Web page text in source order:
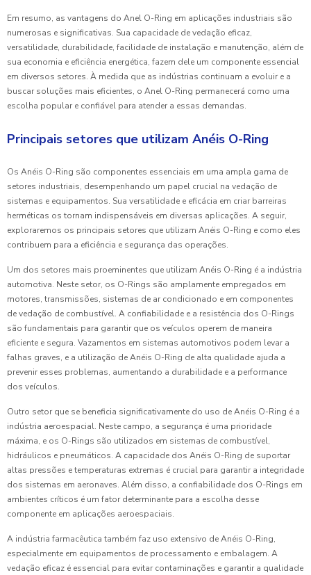
Em resumo, as vantagens do Anel O-Ring em aplicações industriais são
numerosas e significativas. Sua capacidade de vedação eficaz,
versatilidade, durabilidade, facilidade de instalação e manutenção, além de
sua economia e eficiência energética, fazem dele um componente essencial
em diversos setores. À medida que as indústrias continuam a evoluir e a
buscar soluções mais eficientes, o Anel O-Ring permanecerá como uma
escolha popular e confiável para atender a essas demandas.
Principais setores que utilizam Anéis O-Ring
Os Anéis O-Ring são componentes essenciais em uma ampla gama de
setores industriais, desempenhando um papel crucial na vedação de
sistemas e equipamentos. Sua versatilidade e eficácia em criar barreiras
herméticas os tornam indispensáveis em diversas aplicações. A seguir,
exploraremos os principais setores que utilizam Anéis O-Ring e como eles
contribuem para a eficiência e segurança das operações.
Um dos setores mais proeminentes que utilizam Anéis O-Ring é a indústria
automotiva. Neste setor, os O-Rings são amplamente empregados em
motores, transmissões, sistemas de ar condicionado e em componentes
de vedação de combustível. A confiabilidade e a resistência dos O-Rings
são fundamentais para garantir que os veículos operem de maneira
eficiente e segura. Vazamentos em sistemas automotivos podem levar a
falhas graves, e a utilização de Anéis O-Ring de alta qualidade ajuda a
prevenir esses problemas, aumentando a durabilidade e a performance
dos veículos.
Outro setor que se beneficia significativamente do uso de Anéis O-Ring é a
indústria aeroespacial. Neste campo, a segurança é uma prioridade
máxima, e os O-Rings são utilizados em sistemas de combustível,
hidráulicos e pneumáticos. A capacidade dos Anéis O-Ring de suportar
altas pressões e temperaturas extremas é crucial para garantir a integridade
dos sistemas em aeronaves. Além disso, a confiabilidade dos O-Rings em
ambientes críticos é um fator determinante para a escolha desse
componente em aplicações aeroespaciais.
A indústria farmacêutica também faz uso extensivo de Anéis O-Ring,
especialmente em equipamentos de processamento e embalagem. A
vedação eficaz é essencial para evitar contaminações e garantir a qualidade